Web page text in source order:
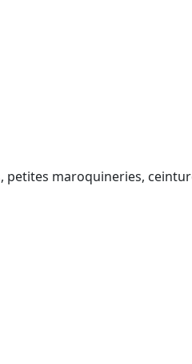
petites maroquineries,